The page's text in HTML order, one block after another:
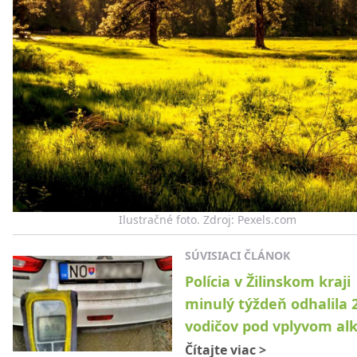
Ilustračné foto. Zdroj: Pexels.com
SÚVISIACI ČLÁNOK
Polícia v Žilinskom kraji
minulý týždeň odhalila
vodičov pod vplyvom
Čítajte viac>